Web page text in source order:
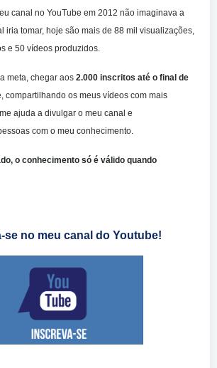
canal no YouTube em 2012 não imaginava a
iria tomar, hoje são mais de 88 mil visualizações,
e 50 vídeos produzidos.
meta, chegar aos 2.000 inscritos até o final de
compartilhando os meus vídeos com mais
ajuda a divulgar o meu canal e
com o meu conhecimento.
o conhecimento só é válido quando
se no meu canal do Youtube!